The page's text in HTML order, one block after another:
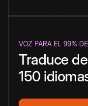
VOZ PARA EL 99%
Traduce
150